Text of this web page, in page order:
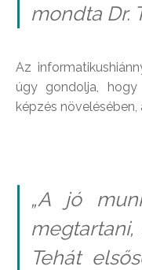
mondta Dr.
Az
úgy gondolja,
képzés
„A jó
Tehát